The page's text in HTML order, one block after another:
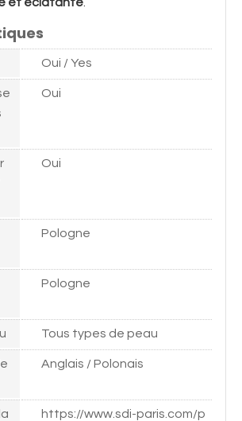
Oui / Yes
Oui
Oui
Pologne
Pologne
Tous types de peau
Anglais / Polonais
https://www.sdi-paris.com/p